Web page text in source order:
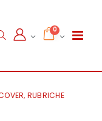
0
RUBRICHE